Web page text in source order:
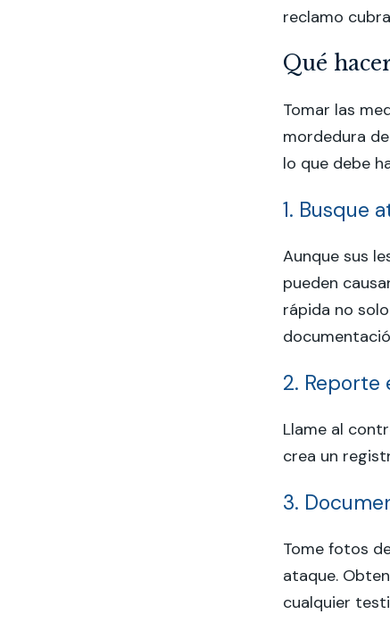
reclamo
Qué
Tomar las
mordedura
lo que debe
1. Busque
Aunque sus
pueden
rápida no
2. Reporte
Llame al
crea un
3.
Tome fotos
ataque.
cualquier